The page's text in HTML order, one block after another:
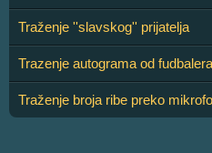
Traženje ''slavskog'' prijatelja
Trazenje autograma od
Traženje broja ribe preko